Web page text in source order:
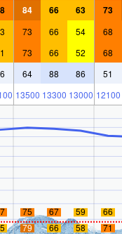
84 66 63 73
73 66 54 68
73 66 52 68
64 88 86 51
13500 13300 13000 12100
75 67 59 66
79 66 58 71